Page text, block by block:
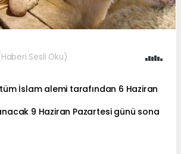
Sesli Oku)
İslam alemi tarafından 6 Haziran
9 Haziran Pazartesi günü sona